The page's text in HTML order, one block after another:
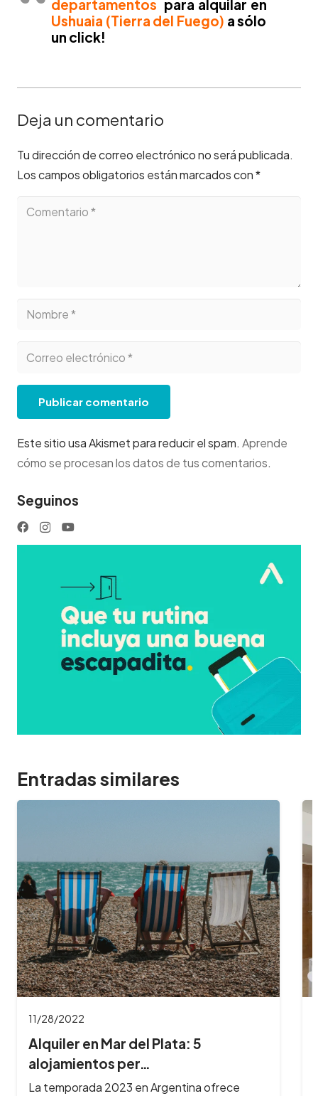
departamentos para alquilar en
Ushuaia (Tierra del Fuego) a sólo
un click!
Deja un comentario
Tu dirección de correo electrónico no será publicada.
Los campos obligatorios están marcados con*
Publicar comentario
Este sitio usa Akismet para reducir el spam. Aprende
cómo se procesan los datos de tus comentarios.
Seguinos
Entradas similares
11/28/2022
Alquiler en Mar del Plata: 5
alojamientos per…
La temporada 2023 en Argentina ofrece